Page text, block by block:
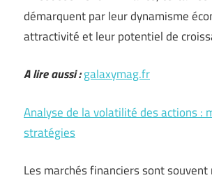
démarquent par leur dynamisme
attractivité et leur potentiel de
A lire aussi :galaxymag.fr
Analyse de la volatilité des actions :
stratégies
Les marchés financiers sont